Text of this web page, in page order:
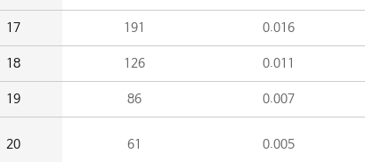
17 191 0.016
18 126 0.011
19 86 0.007
20 61 0.005